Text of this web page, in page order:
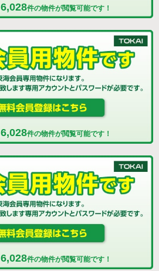
6,028件の物件が閲覧可能です！
6,028件の物件が閲覧可能です！
6,028件の物件が閲覧可能です！